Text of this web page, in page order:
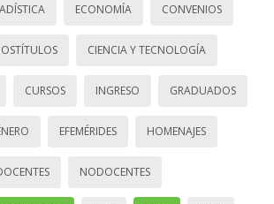
ECONOMÍA CONVENIOS
CIENCIA Y TECNOLOGÍA
CURSOS INGRESO GRADUADOS
EFEMÉRIDES HOMENAJES
NODOCENTES